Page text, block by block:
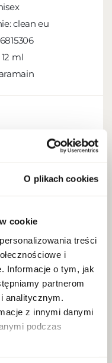
O plikach cookies
cookie
treści
i
Informacje o tym, jak
partnerom
analitycznym.
z innymi danymi
podczas
clean eu
12 ml
Oil 12ml
clean eu
12 ml